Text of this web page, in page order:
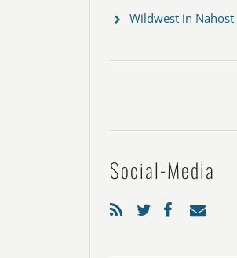
Wildwest in Nahost
Social-Media